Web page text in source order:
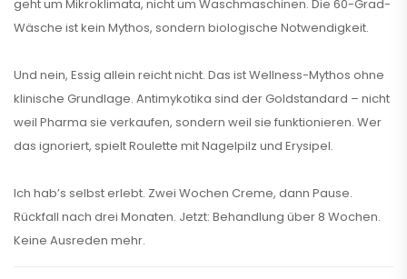
geht um Mikroklimata, nicht um Waschmaschinen. Die 60-Grad-
Wäsche ist kein Mythos, sondern biologische Notwendigkeit.
Und nein, Essig allein reicht nicht. Das ist Wellness-Mythos ohne
klinische Grundlage. Antimykotika sind der Goldstandard – nicht
weil Pharma sie verkaufen, sondern weil sie funktionieren. Wer
das ignoriert, spielt Roulette mit Nagelpilz und Erysipel.
Ich hab’s selbst erlebt. Zwei Wochen Creme, dann Pause.
Rückfall nach drei Monaten. Jetzt: Behandlung über 8 Wochen.
Keine Ausreden mehr.